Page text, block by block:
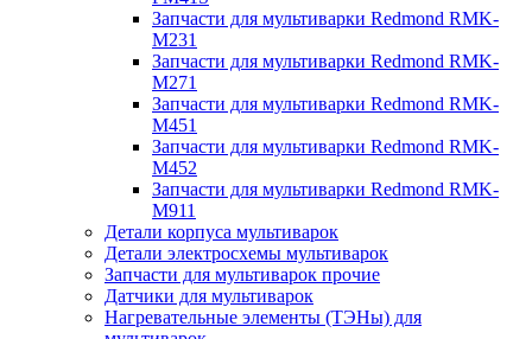
Запчасти для мультиварки Redmond RMK-
M231
Запчасти для мультиварки Redmond RMK-
M271
Запчасти для мультиварки Redmond RMK-
M451
Запчасти для мультиварки Redmond RMK-
M452
Запчасти для мультиварки Redmond RMK-
M911
Детали корпуса мультиварок
Детали электросхемы мультиварок
Запчасти для мультиварок прочие
Датчики для мультиварок
Нагревательные элементы (ТЭНы) для